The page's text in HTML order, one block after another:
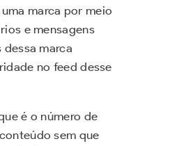
marca por meio
e mensagens
marca
no feed desse
é o número de
sem que